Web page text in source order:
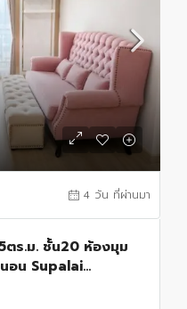
4 วัน ที่ผ่านมา
ตร.ม. ชั้น20 ห้องมุม
อน Supalai